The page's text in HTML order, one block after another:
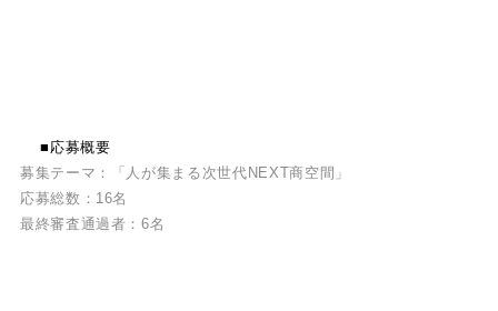
■応募概要
募集テーマ：「人が集まる次世代NEXT商空間」
応募総数：16名
最終審査通過者：6名